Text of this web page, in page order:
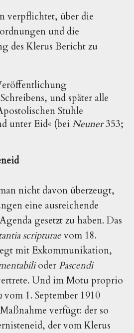
verpflichtet, über die
und die
des Klerus Bericht zu
und später alle
Stuhle
unter Eid« (beiNeuner353;
nicht davon überzeugt,
eine ausreichende
gesetzt zu haben. Das
scripturaevom 18.
mit Exkommunikation,
oder Pascendi
Und im Motu proprio
vom 1. September 1910
verfügt: der so
der vom Klerus